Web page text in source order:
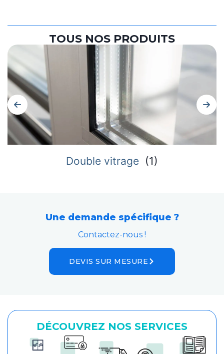
TOUS NOS PRODUITS
Double vitrage (1)
Une demande spécifique ?
Contactez-nous !
DEVIS SUR MESURE
DÉCOUVREZ NOS SERVICES